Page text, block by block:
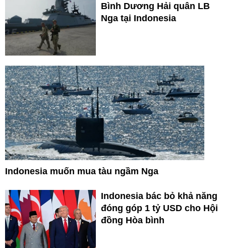
Bình Dương Hải quân LB
Nga tại Indonesia
Indonesia muốn mua tàu ngầm Nga
Indonesia bác bỏ khả năng
đóng góp 1 tỷ USD cho Hội
đồng Hòa bình